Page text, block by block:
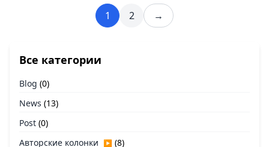
1 2 →
Все категории
Blog (0)
News (13)
Post (0)
Авторские колонки ▶ (8)